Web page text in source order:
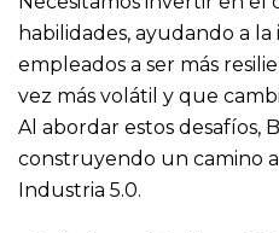
habilidades, ayudando a la
empleados a ser más
vez más volátil y que
Al abordar estos desafíos,
construyendo un camino
Industria 5.0.